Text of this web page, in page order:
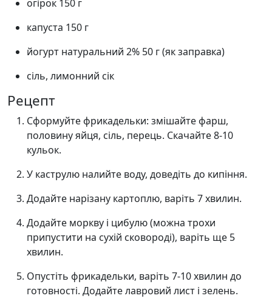
огірок 150 г
капуста 150 г
йогурт натуральний 2% 50 г (як заправка)
сіль, лимонний сік
Рецепт
Сформуйте фрикадельки: змішайте фарш,
половину яйця, сіль, перець. Скачайте 8-10
кульок.
У каструлю налийте воду, доведіть до кипіння.
Додайте нарізану картоплю, варіть 7 хвилин.
Додайте моркву і цибулю (можна трохи
припустити на сухій сковороді), варіть ще 5
хвилин.
Опустіть фрикадельки, варіть 7-10 хвилин до
готовності. Додайте лавровий лист і зелень.